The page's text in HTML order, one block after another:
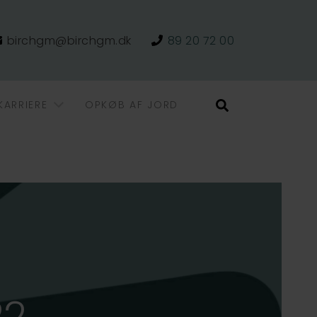
birchgm@birchgm.dk 89 20 72 00
OPKØB AF JORD